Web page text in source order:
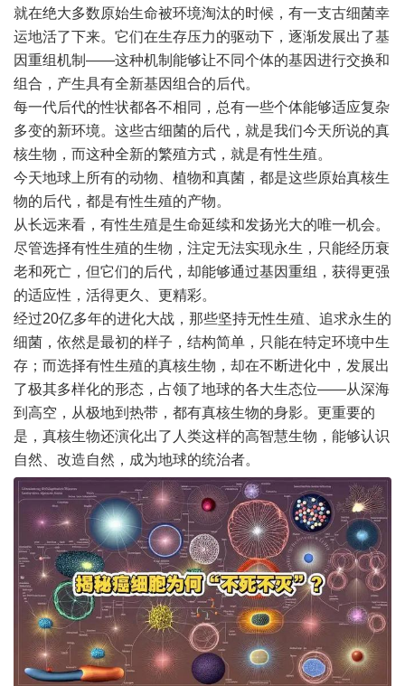
就在绝大多数原始生命被环境淘汰的时候，有一支古细菌幸
运地活了下来。它们在生存压力的驱动下，逐渐发展出了基
因重组机制——这种机制能够让不同个体的基因进行交换和
组合，产生具有全新基因组合的后代。
每一代后代的性状都各不相同，总有一些个体能够适应复杂
多变的新环境。这些古细菌的后代，就是我们今天所说的真
核生物，而这种全新的繁殖方式，就是有性生殖。
今天地球上所有的动物、植物和真菌，都是这些原始真核生
物的后代，都是有性生殖的产物。
从长远来看，有性生殖是生命延续和发扬光大的唯一机会。
尽管选择有性生殖的生物，注定无法实现永生，只能经历衰
老和死亡，但它们的后代，却能够通过基因重组，获得更强
的适应性，活得更久、更精彩。
经过20亿多年的进化大战，那些坚持无性生殖、追求永生的
细菌，依然是最初的样子，结构简单，只能在特定环境中生
存；而选择有性生殖的真核生物，却在不断进化中，发展出
了极其多样化的形态，占领了地球的各大生态位——从深海
到高空，从极地到热带，都有真核生物的身影。更重要的
是，真核生物还演化出了人类这样的高智慧生物，能够认识
自然、改造自然，成为地球的统治者。